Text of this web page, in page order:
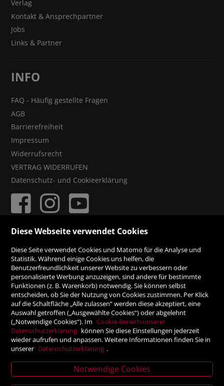
letter
Verlag
Kontakt & Ansprechpartner
Jobs
Links & Partner
INFO
FAQ - Häufig gestellte Fragen
AGB
Barrierefreiheit
Impressum
Widerrufsrecht
VERTRAG WIDERRUFEN
Datenschutz- und Cookieerklärung
Rechnung
Vorauskasse
SICHER ONLINE SHOPPEN!
Diese Webseite verwendet Cookies
Diese Seite verwendet Cookies und Matomo für die Analyse und
Statistik. Während einige Cookies uns helfen, die
Benutzerfreundlichkeit unserer Website zu verbessern oder
personalisierte Werbung anzuzeigen, sind andere für bestimmte
Funktionen (z. B. Warenkorb) notwendig. Sie können selbst
entscheiden, ob Sie der Nutzung von Cookies zustimmen. Per Klick
auf die Schaltfläche „Alle zulassen“ werden diese akzeptiert, eine
Auswahl getroffen („Ausgewählte Cookies“) oder abgelehnt
(„Notwendige Cookies“). Im Cookie-Bereich unserer
Datenschutzerklärung können Sie diese Einstellungen jederzeit
wieder aufrufen und anpassen. Weitere Informationen finden Sie in
unserer Datenschutzerklärung .
Notwendige Cookies